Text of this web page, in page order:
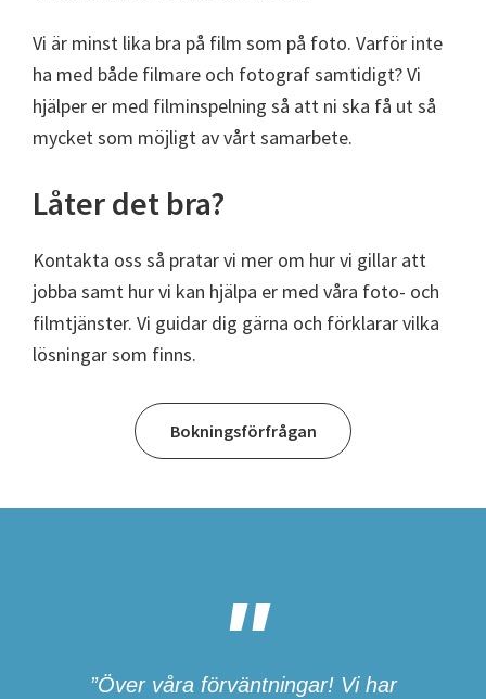
Vi är minst lika bra på film som på foto. Varför inte
ha med både filmare och fotograf samtidigt? Vi
hjälper er med filminspelning så att ni ska få ut så
mycket som möjligt av vårt samarbete.
Låter det bra?
Kontakta oss så pratar vi mer om hur vi gillar att
jobba samt hur vi kan hjälpa er med våra foto- och
filmtjänster. Vi guidar dig gärna och förklarar vilka
lösningar som finns.
Bokningsförfrågan
”Över våra förväntningar! Vi har